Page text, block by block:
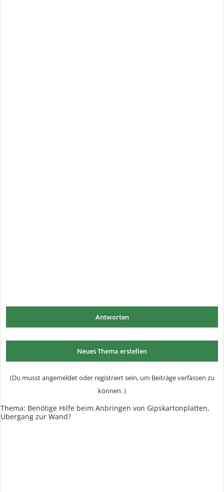
Antworten
Neues Thema erstellen
(Du musst angemeldet oder registriert sein, um Beiträge verfassen zu
können. )
Thema: Benötige Hilfe beim Anbringen von Gipskartonplatten,
Übergang zur Wand?